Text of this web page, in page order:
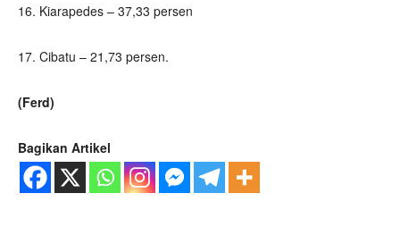
16. Kiarapedes – 37,33 persen
17. Cibatu – 21,73 persen.
(Ferd)
Bagikan Artikel